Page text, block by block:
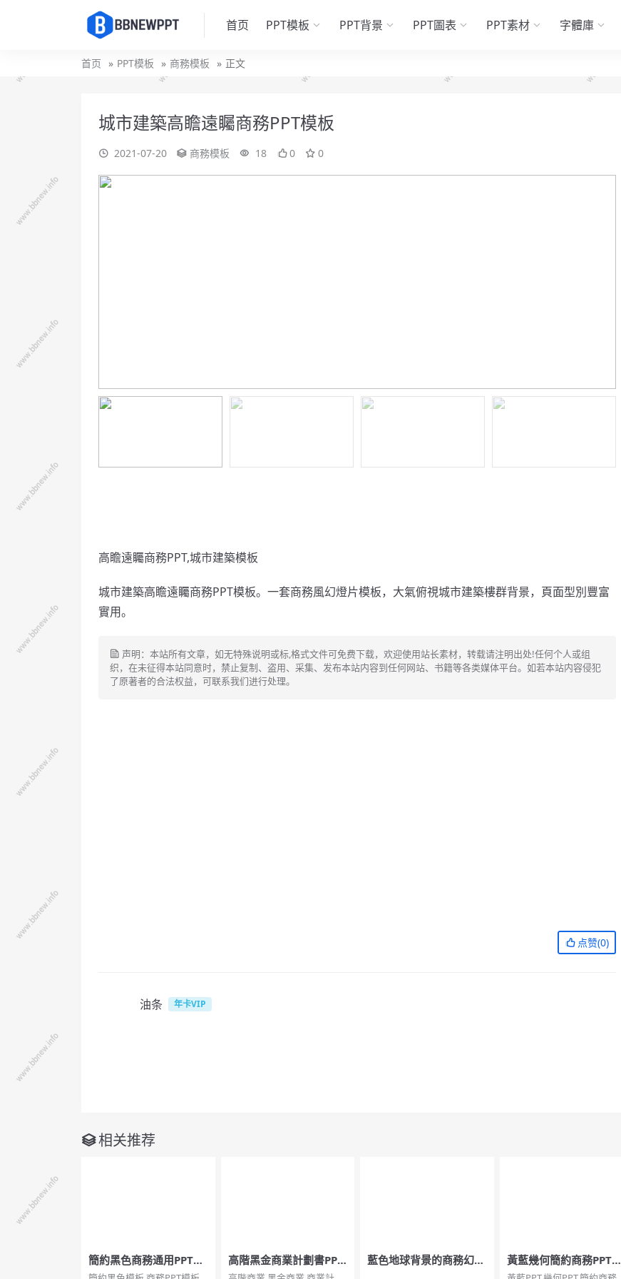
首页 PPT模板 PPT背景 PPT圖表 PPT素材 字體庫
首页 PPT模板 商務模板 正文
城市建築高瞻遠矚商務PPT模板
2021-07-20 商務模板 18 0 0
高瞻遠矚商務PPT,城市建築模板
城市建築高瞻遠矚商務PPT模板。一套商務風幻燈片模板，大氣俯視城市建築樓群背景，頁面型別豐富
實用。
声明：本站所有文章，如无特殊说明或标,格式文件可免费下载，欢迎使用站长素材，转载请注明出处!任何个人或组
织，在未征得本站同意时，禁止复制、盗用、采集、发布本站内容到任何网站、书籍等各类媒体平台。如若本站内容侵犯
了原著者的合法权益，可联系我们进行处理。
点赞(0)
油条 年卡VIP
相关推荐
簡約黑色商務通用PPT模
板
高階黑金商業計劃書PPT
模板
藍色地球背景的商務幻燈
黃藍幾何簡約商務PPT模
板